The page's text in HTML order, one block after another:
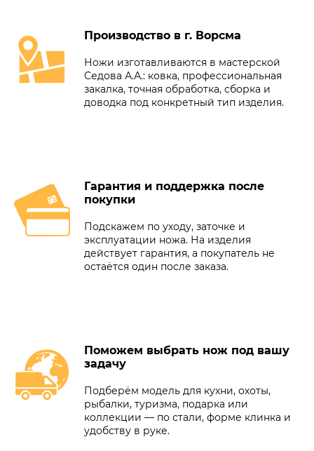
Производство в г. Ворсма
Ножи изготавливаются в мастерской
Седова А.А.: ковка, профессиональная
закалка, точная обработка, сборка и
доводка под конкретный тип изделия.
Гарантия и поддержка после
покупки
Подскажем по уходу, заточке и
эксплуатации ножа. На изделия
действует гарантия, а покупатель не
остаётся один после заказа.
Поможем выбрать нож под вашу
задачу
Подберём модель для кухни, охоты,
рыбалки, туризма, подарка или
коллекции — по стали, форме клинка и
удобству в руке.